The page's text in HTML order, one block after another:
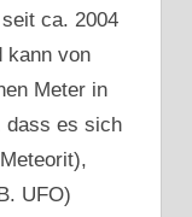
ca. 2004
kann von
Meter in
dass es sich
UFO)